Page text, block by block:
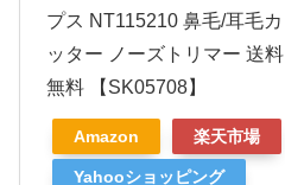
プス NT115210 鼻毛/耳毛カ
ッター ノーズトリマー 送料
無料 【SK05708】
Amazon 楽天市場
Yahooショッピング